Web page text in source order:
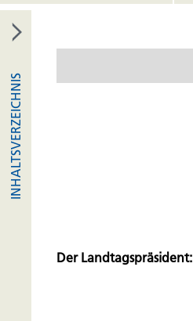
INHALTSVERZEICHNIS
Der Landtagspräsident: